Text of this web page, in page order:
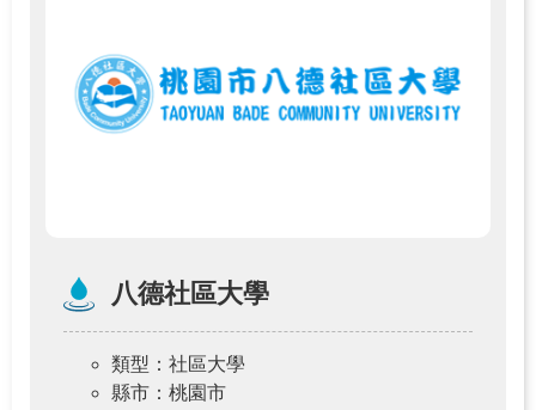
八德社區大學
類型 ：社區大學
縣市 ：桃園市